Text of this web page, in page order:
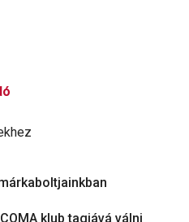
klub tagjává válni